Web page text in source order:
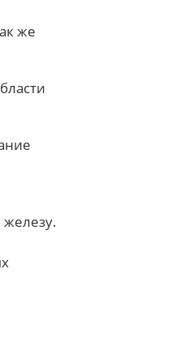
же
железу.